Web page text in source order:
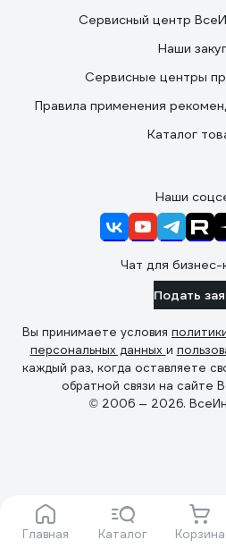
Главная Каталог Корзина
Сервисный центр
Наши
Сервисные центры
Правила применения
Каталог
Наши
Чат для бизнес-
Подать
Вы принимаете условия
персональных данных и
каждый раз, когда оставляете
обратной связи на сайте
© 2006 — 2026.